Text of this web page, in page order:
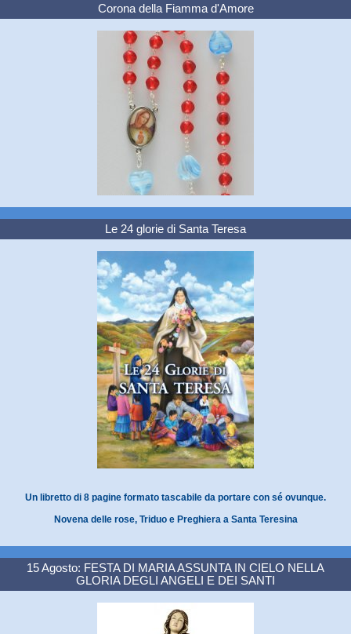
Corona della Fiamma d'Amore
Le 24 glorie di Santa Teresa
Un libretto di 8 pagine formato tascabile da portare con sé ovunque.
Novena delle rose, Triduo e Preghiera a Santa Teresina
15 Agosto: FESTA DI MARIA ASSUNTA IN CIELO NELLA
GLORIA DEGLI ANGELI E DEI SANTI